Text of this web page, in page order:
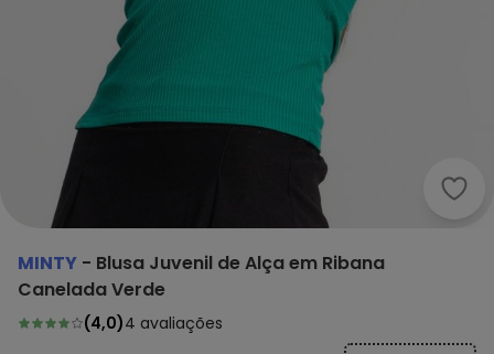
MINTY - Blusa Juvenil de Alça em Ribana
Canelada Verde
(4,0)4 avaliações